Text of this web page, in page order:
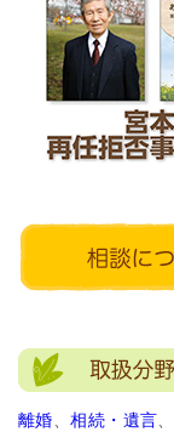
離婚 、相続・遺言